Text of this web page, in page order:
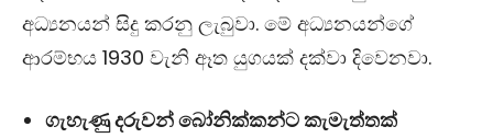
අධ්‍යනයන් සිදු කරනු ලැබුවා. මේ අධ්‍යනයන්ගේ
ආරම්භය 1930 වැනි ඈත යුගයක් දක්වා දිවෙනවා.
ගැහැණු දරුවන් බෝනික්කන්ට කැමැත්තක්